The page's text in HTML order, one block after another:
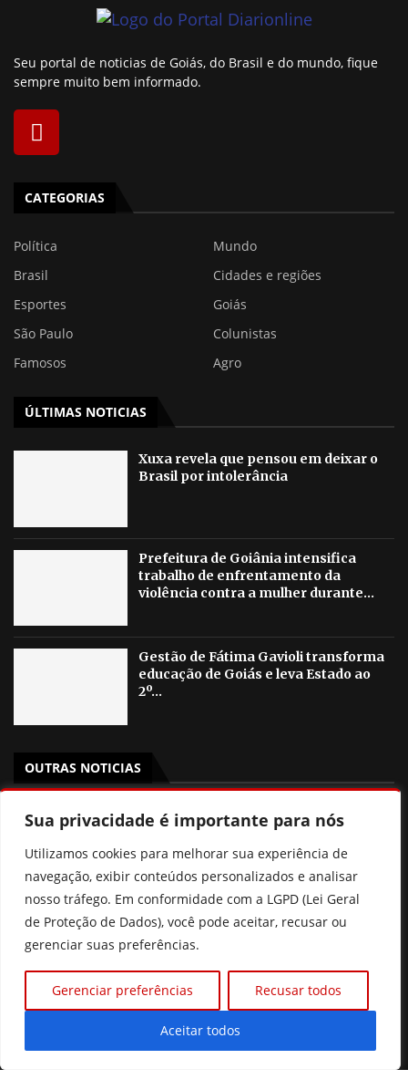
Sua privacidade é importante para nós
Utilizamos cookies para melhorar sua experiência de
navegação, exibir conteúdos personalizados e analisar
nosso tráfego. Em conformidade com a LGPD (Lei Geral
de Proteção de Dados), você pode aceitar, recusar ou
gerenciar suas preferências.
Gerenciar preferências Recusar todos
Aceitar todos
Seu portal de noticias de Goiás, do Brasil e do mundo, fique
sempre muito bem informado.
CATEGORIAS
Política
Mundo
Brasil
Cidades e regiões
Esportes
Goiás
São Paulo
Colunistas
Famosos
Agro
ÚLTIMAS NOTICIAS
Xuxa revela que pensou em deixar o
Brasil por intolerância
Prefeitura de Goiânia intensifica
trabalho de enfrentamento da
violência contra a mulher durante...
Gestão de Fátima Gavioli transforma
educação de Goiás e leva Estado ao
2º...
OUTRAS NOTICIAS
PSB Goiás oficializa candidatura de Aava Santiago à
Câmara dos Deputados com chapa competitiva para
2026
“Político também salva vidas”, diz Dr. Zacharias Calil ao
ser oficializado candidato ao Senado pelo MDB
Pix Pensão: o que realmente muda? Entenda a nova lei